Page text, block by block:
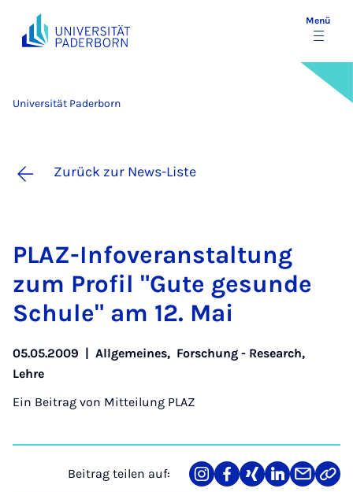
Menü
Universität Paderborn
Zurück zur News-Liste
PLAZ-In­fo­ver­an­stal­tung
zum Pro­fil "Gu­te ge­sun­de
Schu­le" am 12. Mai
05.05.2009 | Allgemeines, Forschung - Research,
Lehre
Ein Beitrag von Mitteilung PLAZ
Beitrag teilen auf:
TeilenTeilenTeilenTeilenTeilenLink